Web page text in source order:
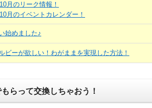
月のリーク情報！
月のイベントカレンダー！
始めました♪
ビーが欲しい！わがままを実現した方法！
らって交換しちゃおう！